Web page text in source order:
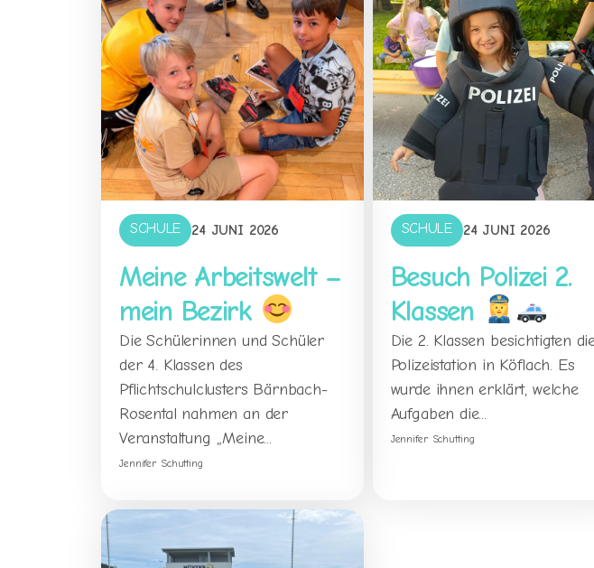
SCHULE 24 JUNI 2026
Meine Arbeitswelt –
mein Bezirk
Die Schülerinnen und Schüler
der 4. Klassen des
Pflichtschulclusters Bärnbach-
Rosental nahmen an der
Veranstaltung „Meine...
Jennifer Schutting
SCHULE 24 JUNI 2026
Besuch Polizei 2.
Klassen
Die 2. Klassen besichtigten
Polizeistation in Köflach. Es
wurde ihnen erklärt, welche
Aufgaben die...
Jennifer Schutting